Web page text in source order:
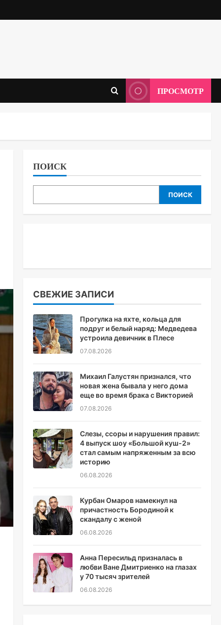
ПРОСМОТР
ПОИСК
ПОИСК
СВЕЖИЕ ЗАПИСИ
Прогулка на яхте, кольца для
подруг и белый наряд: Медведева
устроила девичник в Плесе
07.08.2026
Михаил Галустян признался, что
новая жена бывала у него дома
еще во время брака с Викторией
07.08.2026
Слезы, ссоры и нарушения правил:
4 выпуск шоу «Большой куш-2»
стал самым напряженным за всю
историю
06.08.2026
Курбан Омаров намекнул на
причастность Бородиной к
скандалу с женой
06.08.2026
Анна Пересильд призналась в
любви Ване Дмитриенко на глазах
у 70 тысяч зрителей
06.08.2026